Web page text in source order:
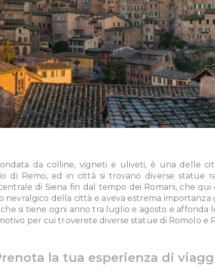
da colline, vigneti e uliveti, è una delle
di Remo, ed in città si trovano diverse statue
di Siena fin dal tempo dei Romani, che
della città e aveva estrema importanza
si tiene ogni anno tra luglio e agosto e affonda
per cui troverete diverse statue di Romolo e
la tua esperienza di